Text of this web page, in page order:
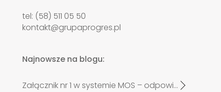
tel: (58) 511 05 50
kontakt@grupaprogres.pl
Najnowsze na blogu:
Załącznik nr 1 w systemie MOS – odpowiadamy na najczęściej zadawane pytania pracodawców po zmianach od 27 kwietnia 2026 r.